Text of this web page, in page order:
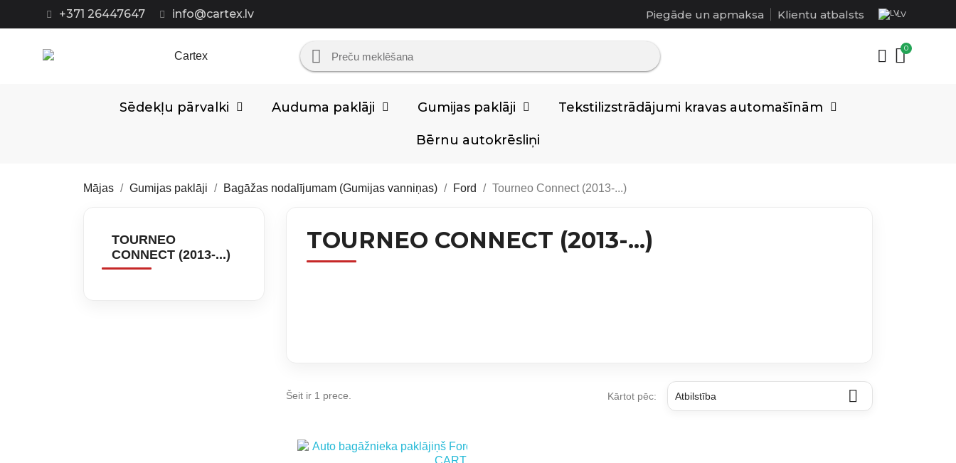
+371 26447647 info@cartex.lv Piegāde un apmaksa Klientu atbalsts LV
Sēdekļu pārvalki Auduma paklāji Gumijas paklāji Tekstilizstrādājumi kravas automašīnām
Bērnu autokrēsliņi
Mājas Gumijas paklāji Bagāžas nodalījumam (Gumijas vanniņas) Ford Tourneo Connect (2013-...)
TOURNEO
CONNECT (2013-...)
TOURNEO CONNECT (2013-...)
Šeit ir 1 prece. Kārtot pēc: Atbilstība 